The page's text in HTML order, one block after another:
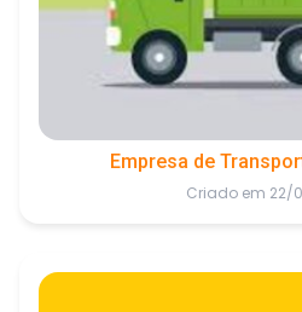
Empresa de
Criado em 22/